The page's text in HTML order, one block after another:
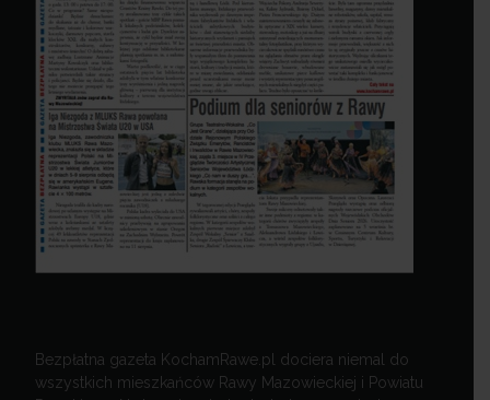
Bezpłatna gazeta KochamRawe.pl dociera niemal do
wszystkich mieszkańców Rawy Mazowieckiej i Powiatu